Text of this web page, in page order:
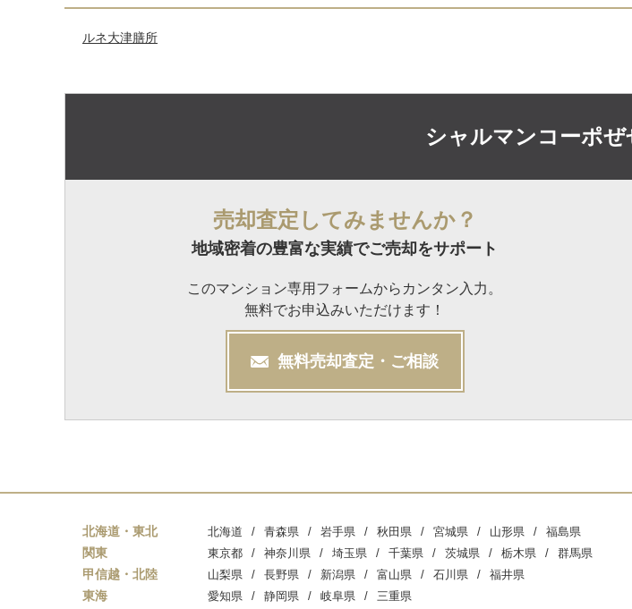
ルネ大津膳所
シャルマンコーポぜ
売却査定してみませんか？
地域密着の豊富な実績でご売却をサポート
このマンション専用フォームからカンタン入力。
無料でお申込みいただけます！
無料売却査定・ご相談
北海道・東北 北海道 青森県 岩手県 秋田県 宮城県 山形県 福島県
関東 東京都 神奈川県 埼玉県 千葉県 茨城県 栃木県 群馬県
甲信越・北陸 山梨県 長野県 新潟県 富山県 石川県 福井県
東海 愛知県 静岡県 岐阜県 三重県